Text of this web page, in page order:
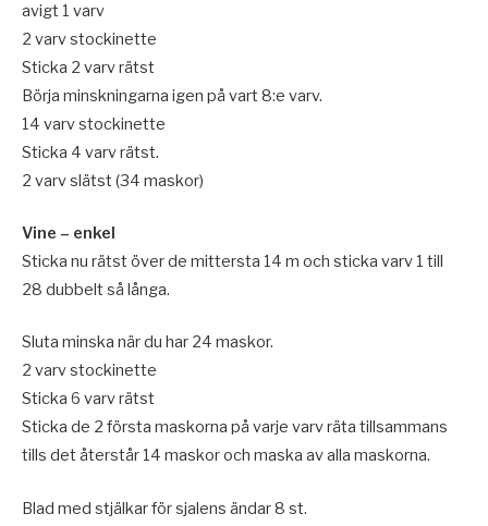
avigt 1 varv
2 varv stockinette
Sticka 2 varv rätst
Börja minskningarna igen på vart 8:e varv.
14 varv stockinette
Sticka 4 varv rätst.
2 varv slätst (34 maskor)
Vine – enkel
Sticka nu rätst över de mittersta 14 m och sticka varv 1 till
28 dubbelt så långa.
Sluta minska när du har 24 maskor.
2 varv stockinette
Sticka 6 varv rätst
Sticka de 2 första maskorna på varje varv räta tillsammans
tills det återstår 14 maskor och maska av alla maskorna.
Blad med stjälkar för sjalens ändar 8 st.